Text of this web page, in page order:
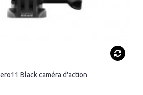
Black caméra d'action